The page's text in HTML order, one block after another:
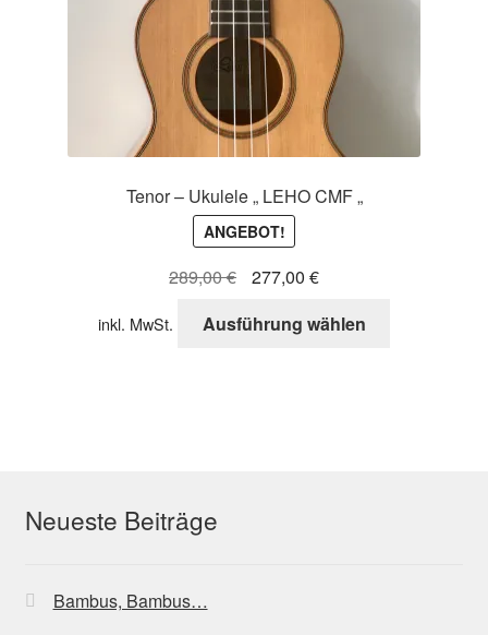
Tenor – Ukulele „ LEHO CMF „
ANGEBOT!
289,00€
Ursprünglicher
war:
277,00 €Aktueller
ist:
inkl. MwSt. Ausführung wählen
Neueste Beiträge
Bambus, Bambus…